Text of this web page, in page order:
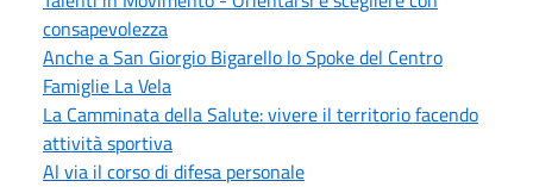
consapevolezza
Anche a San Giorgio Bigarello lo Spoke del Centro
Famiglie La Vela
La Camminata della Salute: vivere il territorio facendo
attività sportiva
Al via il corso di difesa personale